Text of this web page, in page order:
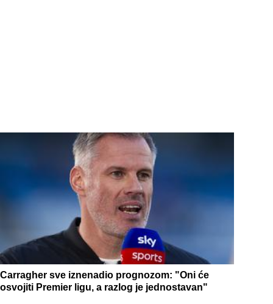
Carragher sve iznenadio prognozom: "Oni će
osvojiti Premier ligu, a razlog je jednostavan"